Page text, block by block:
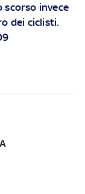
scorso invece
dei ciclisti.